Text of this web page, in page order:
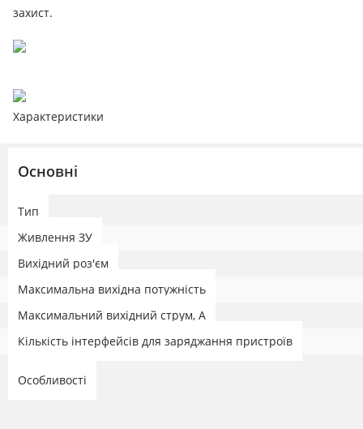
захист.
Характеристики
Основні
Тип
Живлення ЗУ
Вихідний роз'єм
Максимальна вихідна потужність
Максимальний вихідний струм, А
Кількість інтерфейсів для заряджання пристроїв
Особливості